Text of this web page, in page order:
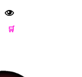
🛒